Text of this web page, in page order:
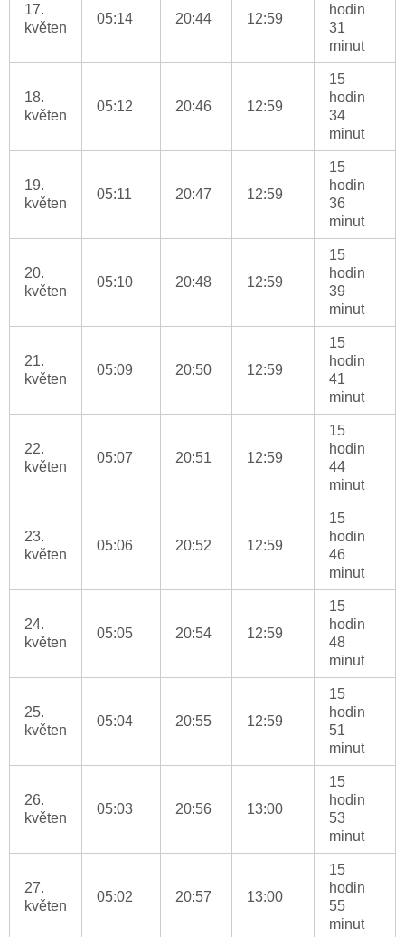
17.
květen
05:14 20:44 12:59
hodin
31
minut
18.
květen
05:12 20:46 12:59
15
hodin
34
minut
19.
květen
05:11 20:47 12:59
15
hodin
36
minut
20.
květen
05:10 20:48 12:59
15
hodin
39
minut
21.
květen
05:09 20:50 12:59
15
hodin
41
minut
22.
květen
05:07 20:51 12:59
15
hodin
44
minut
23.
květen
05:06 20:52 12:59
15
hodin
46
minut
24.
květen
05:05 20:54 12:59
15
hodin
48
minut
25.
květen
05:04 20:55 12:59
15
hodin
51
minut
26.
květen
05:03 20:56 13:00
15
hodin
53
minut
27.
květen
05:02 20:57 13:00
15
hodin
55
minut